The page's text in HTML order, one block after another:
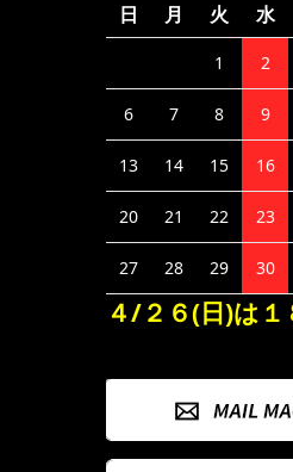
日
月 火 水
1 2
6 7 8 9
13 14 15 16
20 21 22 23
27 28 29 30
４/２６(日)は１